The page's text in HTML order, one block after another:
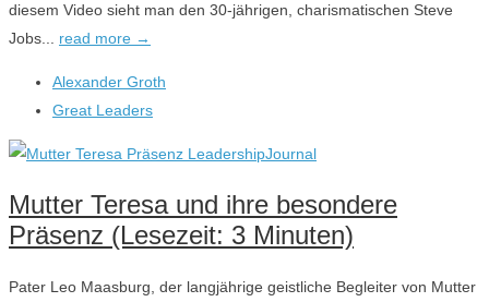
diesem Video sieht man den 30-jährigen, charismatischen Steve
Jobs... read more →
Alexander Groth
Great Leaders
Mutter Teresa und ihre besondere
Präsenz (Lesezeit: 3 Minuten)
Pater Leo Maasburg, der langjährige geistliche Begleiter von Mutter